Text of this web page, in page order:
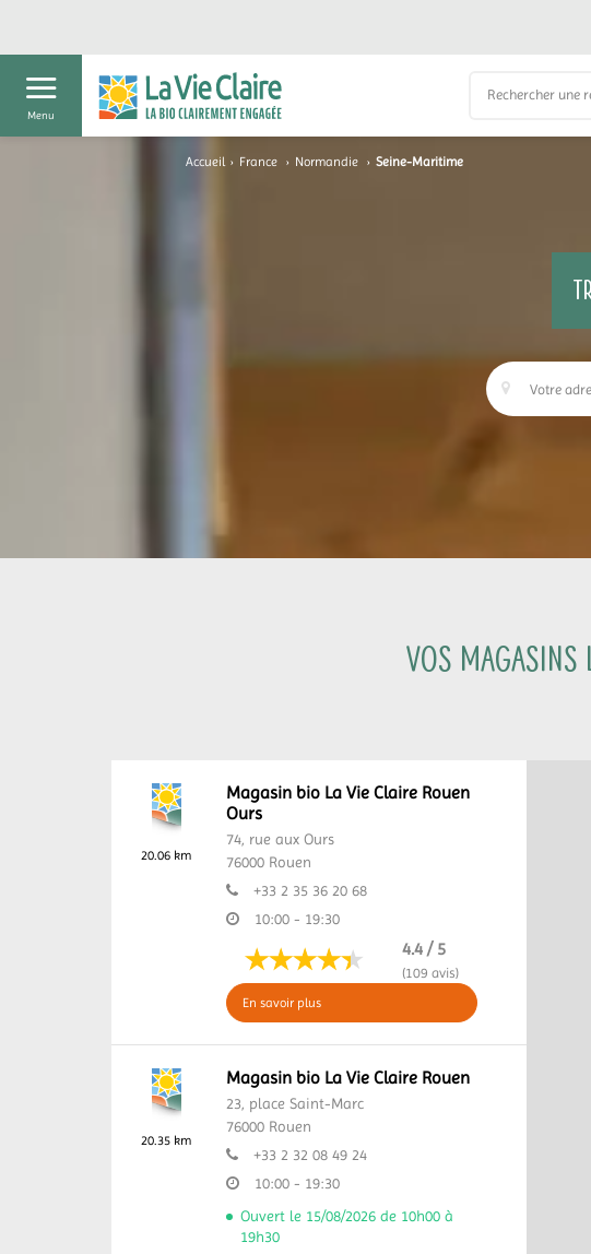
Menu
Accueil › France › Normandie › Seine-Maritime
Vos magasins
20.06 km
Magasin bio La Vie Claire Rouen
Ours
74, rue aux Ours
76000 Rouen
+33 2 35 36 20 68
10:00 - 19:30
4.4 / 5
(109 avis)
En savoir plus
20.35 km
Magasin bio La Vie Claire Rouen
23, place Saint-Marc
76000 Rouen
+33 2 32 08 49 24
10:00 - 19:30
Ouvert le 15/08/2026 de 10h00 à
19h30